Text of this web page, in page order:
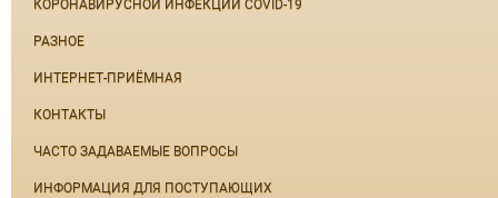
КОРОНАВИРУСНОЙ ИНФЕКЦИИ COVID-19
РАЗНОЕ
ИНТЕРНЕТ-ПРИЁМНАЯ
КОНТАКТЫ
ЧАСТО ЗАДАВАЕМЫЕ ВОПРОСЫ
ИНФОРМАЦИЯ ДЛЯ ПОСТУПАЮЩИХ